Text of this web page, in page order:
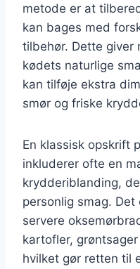
metode er at
kan bages med
tilbehør. Dette
kødets naturlige
kan tilføje ekstra
smør og friske
En klassisk opskrift
inkluderer ofte en
krydderiblanding,
personlig smag.
servere
kartofler,
hvilket gør retten til